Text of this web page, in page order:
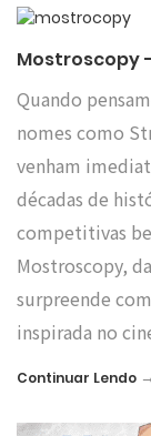
Mostroscopy
Quando
nomes como
venham
décadas de
competitivas
Mostroscopy,
surpreende
inspirada no
Continuar Lendo →